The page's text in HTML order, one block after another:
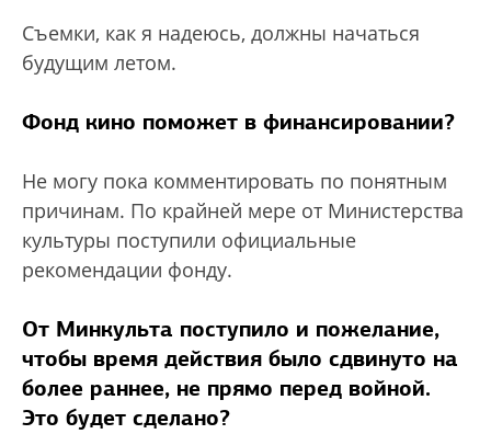
Съемки, как я надеюсь, должны начаться
будущим летом.
Фонд кино поможет в финансировании?
Не могу пока комментировать по понятным
причинам. По крайней мере от Министерства
культуры поступили официальные
рекомендации фонду.
От Минкульта поступило и пожелание,
чтобы время действия было сдвинуто на
более раннее, не прямо перед войной.
Это будет сделано?